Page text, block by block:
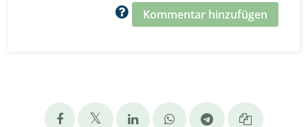
Kommentar hinzufügen